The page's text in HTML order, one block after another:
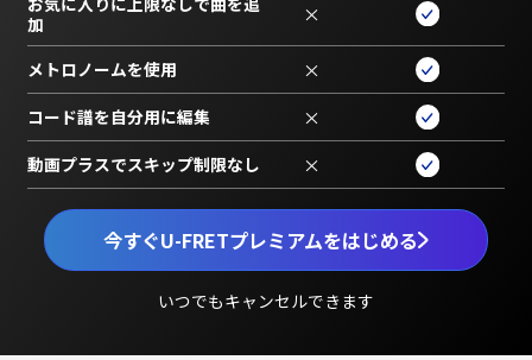
今すぐU-FRETプレミアムをはじめる
いつでもキャンセルできます
加
×
メトロノームを使用 ×
コード譜を自分用に編集 ×
動画プラスでスキップ制限なし ×